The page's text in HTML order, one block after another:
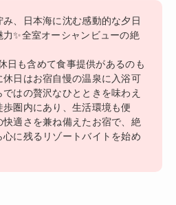
、日本海に沈む感動的な夕日
✨全室オーシャンビューの絶
日も含めて食事提供があるのも
日はお宿自慢の温泉に入浴可
はの贅沢なひとときを味わえ
圏内にあり、生活環境も便
適さを兼ね備えたお宿で、絶
に残るリゾートバイトを始め